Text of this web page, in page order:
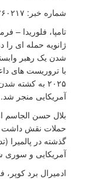
شماره خبر: ۲۰۲۶۰۲۱۷-۰۱
ژانویه حمله ای
شدن یک رهبر
۲۰۲۵ به
آمریکایی منجر شد.
بلال حسن الجاسم
حملات نقش داشت
گذشته در
آمریکایی و سوری
ادمیرال برد